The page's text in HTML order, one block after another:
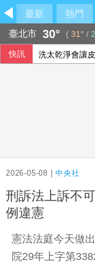
最新 熱門
臺北市 30° ( 31° /
快訊 洗太乾淨會讓
2026-05-08 |中央社
刑訴法上訴不
例違憲
憲法法庭今天做
院29年上字第